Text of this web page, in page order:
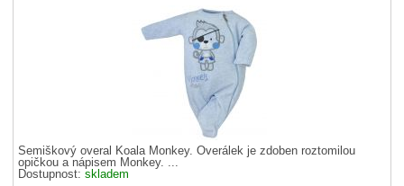
Semiškový overal Koala Monkey. Overálek je zdoben roztomilou
opičkou a nápisem Monkey. ...
Dostupnost:skladem